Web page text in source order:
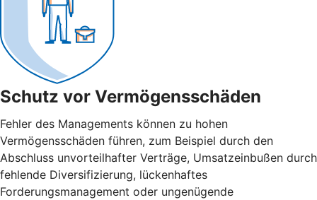
Schutz vor Vermögensschäden
Fehler des Managements können zu hohen
Vermögensschäden führen, zum Beispiel durch den
Abschluss unvorteilhafter Verträge, Umsatzeinbußen durch
fehlende Diversifizierung, lückenhaftes
Forderungsmanagement oder ungenügende